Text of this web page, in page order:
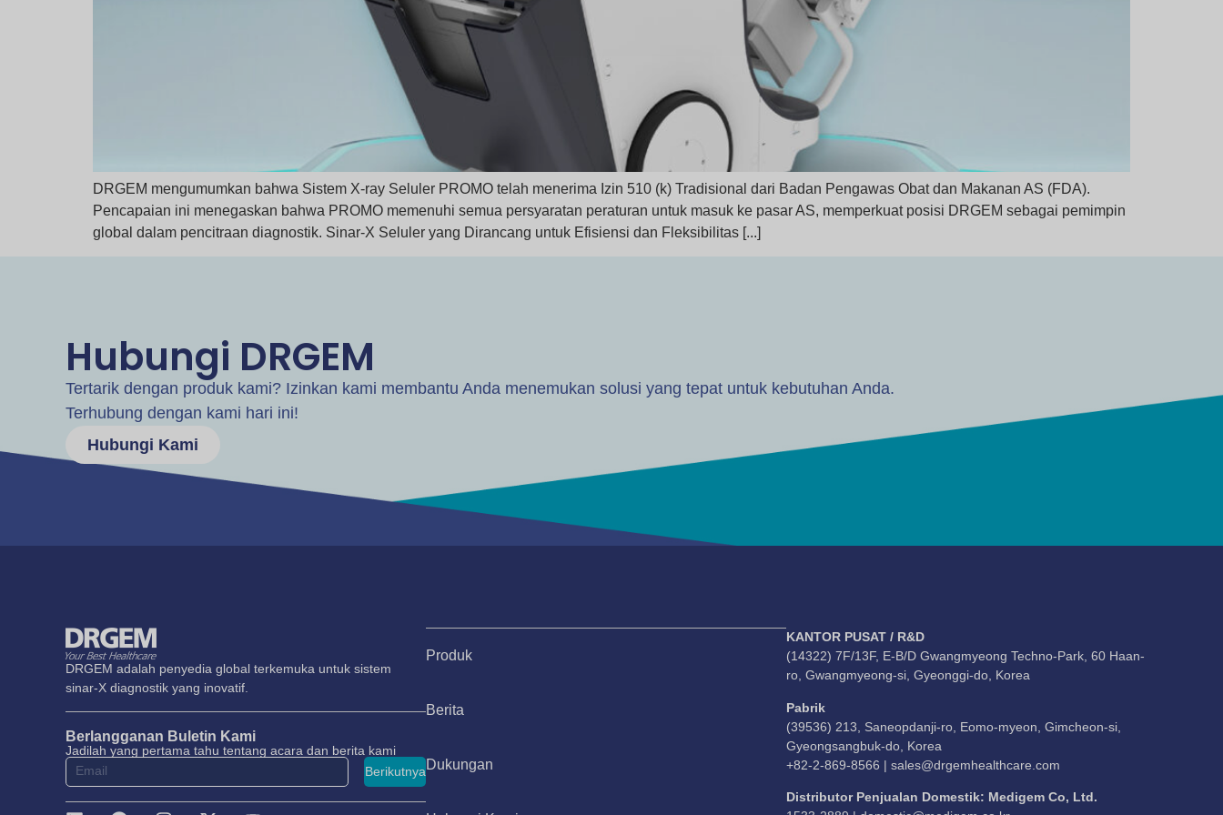
DRGEM mengumumkan bahwa Sistem X-ray Seluler PROMO telah menerima Izin 510 (k) Tradisional dari Badan Pengawas Obat dan Makanan AS (FDA).
Pencapaian ini menegaskan bahwa PROMO memenuhi semua persyaratan peraturan untuk masuk ke pasar AS, memperkuat posisi DRGEM sebagai pemimpin
global dalam pencitraan diagnostik. Sinar-X Seluler yang Dirancang untuk Efisiensi dan Fleksibilitas [...]
Hubungi DRGEM
Tertarik dengan produk kami? Izinkan kami membantu Anda menemukan solusi yang tepat untuk kebutuhan Anda.
Terhubung dengan kami hari ini!
Hubungi Kami
DRGEM adalah penyedia global terkemuka untuk sistem
sinar-X diagnostik yang inovatif.
Berlangganan Buletin Kami
Jadilah yang pertama tahu tentang acara dan berita kami
Berikutnya
Produk
Berita
Dukungan
KANTOR PUSAT / R&D
(14322) 7F/13F, E-B/D Gwangmyeong Techno-Park, 60 Haan-
ro, Gwangmyeong-si, Gyeonggi-do, Korea
Pabrik
(39536) 213, Saneopdanji-ro, Eomo-myeon, Gimcheon-si,
Gyeongsangbuk-do, Korea
+82-2-869-8566 | sales@drgemhealthcare.com
Distributor Penjualan Domestik: Medigem Co, Ltd.